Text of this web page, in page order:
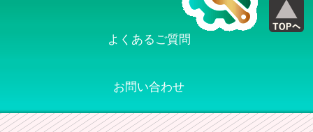
よくあるご質問
お問い合わせ